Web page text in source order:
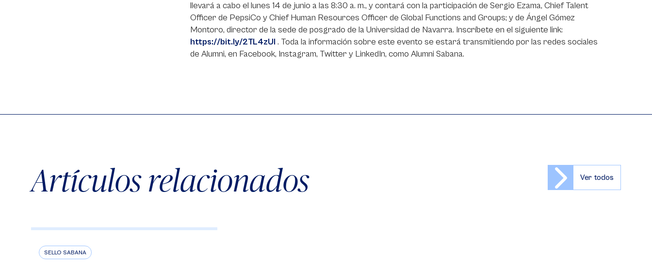
llevará a cabo el lunes 14 de junio a las 8:30 a. m., y contará con la participación de Sergio Ezama, Chief Talent
Officer de PepsiCo y Chief Human Resources Officer de Global Functions and Groups; y de Ángel Gómez
Montoro, director de la sede de posgrado de la Universidad de Navarra. Inscríbete en el siguiente link:
https://bit.ly/2TL4zUl . Toda la información sobre este evento se estará transmitiendo por las redes sociales
de Alumni, en Facebook, Instagram, Twitter y LinkedIn, como Alumni Sabana.
Artículos relacionados Ver todos
SELLO SABANA